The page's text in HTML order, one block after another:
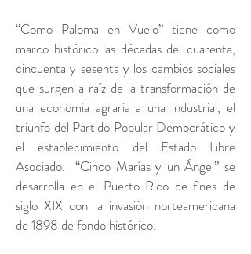
“Como Paloma en Vuelo” tiene como
marco histórico las décadas del cuarenta,
cincuenta y sesenta y los cambios sociales
que surgen a raíz de la transformación de
una economía agraria a una industrial, el
triunfo del Partido Popular Democrático y
el establecimiento del Estado Libre
Asociado. “Cinco Marías y un Ángel” se
desarrolla en el Puerto Rico de fines de
siglo XIX con la invasión norteamericana
de1898 de fondo histórico.